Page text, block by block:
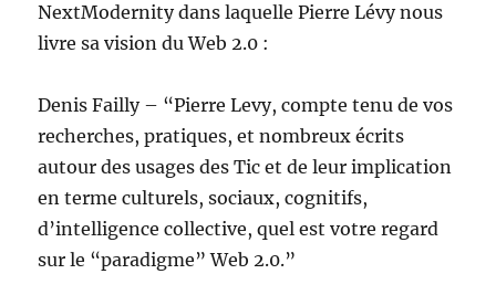
NextModernity dans laquelle Pierre Lévy nous
livre sa vision du Web 2.0 :
Denis Failly – “Pierre Levy, compte tenu de vos
recherches, pratiques, et nombreux écrits
autour des usages des Tic et de leur implication
en terme culturels, sociaux, cognitifs,
d’intelligence collective, quel est votre regard
sur le “paradigme” Web 2.0.”